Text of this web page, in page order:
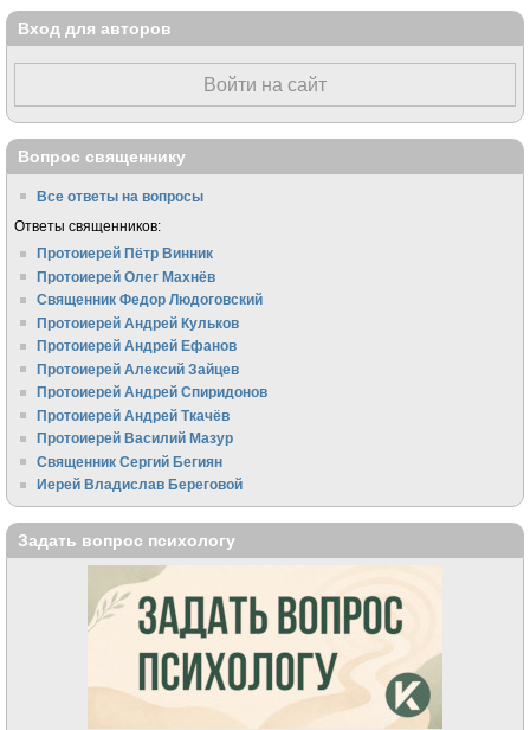
Вход для авторов
Войти на сайт
Вопрос священнику
Все ответы на вопросы
Ответы священников:
Протоиерей Пётр Винник
Протоиерей Олег Махнёв
Священник Федор Людоговский
Протоиерей Андрей Кульков
Протоиерей Андрей Ефанов
Протоиерей Алексий Зайцев
Протоиерей Андрей Спиридонов
Протоиерей Андрей Ткачёв
Протоиерей Василий Мазур
Священник Сергий Бегиян
Иерей Владислав Береговой
Задать вопрос психологу